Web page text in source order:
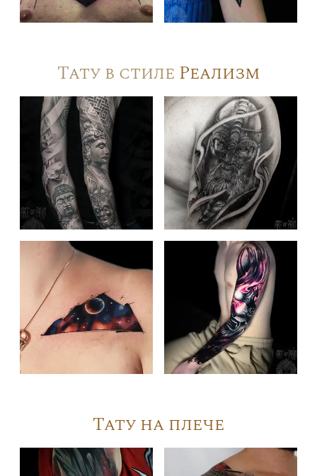
Тату в стиле Реализм
Тату на плече